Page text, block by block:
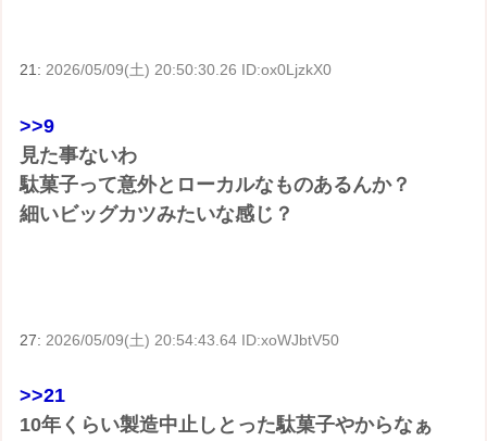
21:2026/05/09(土) 20:50:30.26 ID:ox0LjzkX0
>>9
見た事ないわ
駄菓子って意外とローカルなものあるんか？
細いビッグカツみたいな感じ？
27: 2026/05/09(土) 20:54:43.64 ID:xoWJbtV50
>>21
10年くらい製造中止しとった駄菓子やからなぁ